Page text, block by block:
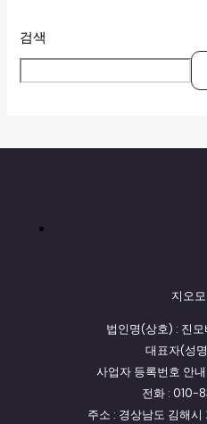
검색
지오
법인명(상호) : 진
대표자(성
사업자 등록번호 안
전화 : 010-
주소 : 경상남도 김해